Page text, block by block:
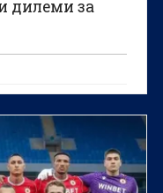
дилеми за